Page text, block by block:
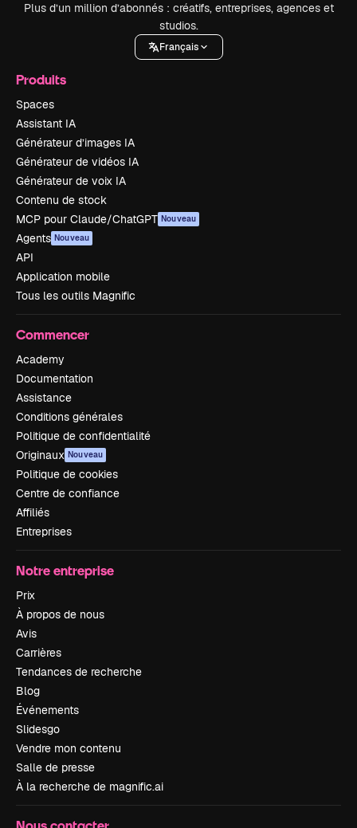
Plus d’un million d’abonnés : créatifs, entreprises, agences et
studios.
Français
Produits
Spaces
Assistant IA
Générateur d’images IA
Générateur de vidéos IA
Générateur de voix IA
Contenu de stock
MCP pour Claude/ChatGPT Nouveau
Agents Nouveau
API
Application mobile
Tous les outils Magnific
Commencer
Academy
Documentation
Assistance
Conditions générales
Politique de confidentialité
Originaux Nouveau
Politique de cookies
Centre de confiance
Affiliés
Entreprises
Notre entreprise
Prix
À propos de nous
Avis
Carrières
Tendances de recherche
Blog
Événements
Slidesgo
Vendre mon contenu
Salle de presse
À la recherche de magnific.ai